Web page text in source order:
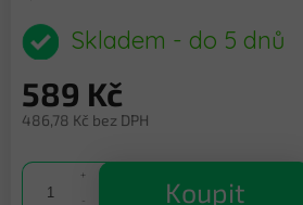
produktu
je
z
5
Skladem - do 5 dnů
589 Kč
486,78 Kč bez DPH
cena:
Koupit